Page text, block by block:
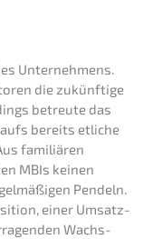
Unter­neh­mens.
die zukünf­ti­ge
betreu­te das
bereits etliche
familiä­ren
MBIs keinen
Pendeln.
einer Umsatz­
Wachs­